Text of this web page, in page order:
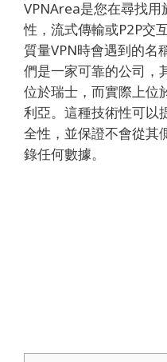
VPNArea是您在尋找用
性，流式傳輸或P2P交
質量VPN時會遇到的名
們是一家可靠的公司，
位於瑞士，而實際上位
利亞。 這種技術性可以
全性，並保證不會從其
錄任何數據。